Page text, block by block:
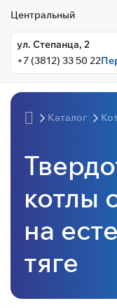
Центральный
ул. Степанца, 2
+7 (3812) 33 50 22
Каталог
котлы
на
тяге